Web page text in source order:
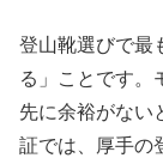
登山靴選びで最
る」ことです。
先に余裕がない
証では、厚手の